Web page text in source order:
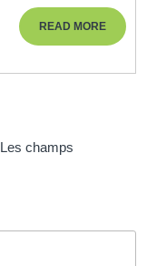
Un
Naturelle
READ MOREREAD
MORE
Les champs